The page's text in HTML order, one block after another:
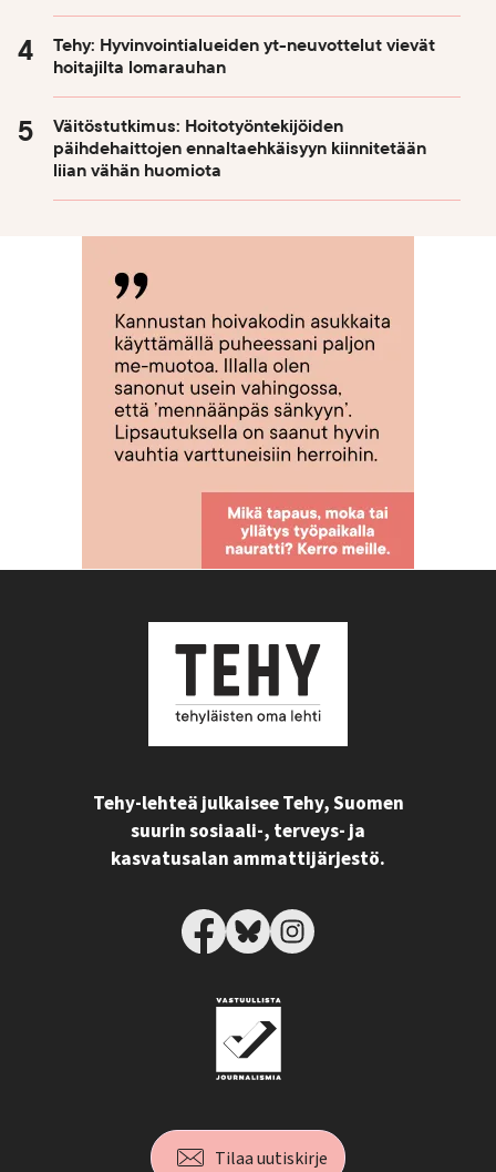
Tehy: Hyvinvointialueiden yt-neuvottelut vievät
hoitajilta lomarauhan
Väitöstutkimus: Hoitotyöntekijöiden
päihdehaittojen ennaltaehkäisyyn kiinnitetään
liian vähän huomiota
Tehy-lehteä julkaisee Tehy, Suomen
suurin sosiaali-, terveys- ja
kasvatusalan ammattijärjestö.
Tilaa uutiskirje